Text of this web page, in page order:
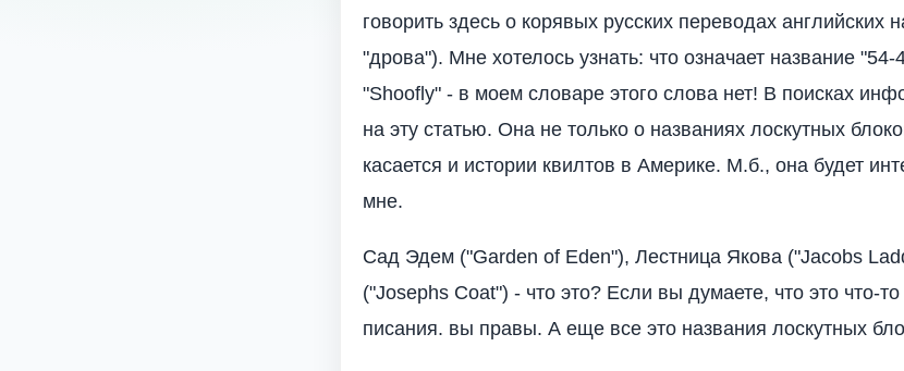
говорить здесь о корявых русских переводах английских
"дрова"). Мне хотелось узнать: что означает название
"Shoofly" - в моем словаре этого слова нет! В поисках
на эту статью. Она не только о названиях лоскутных
касается и истории квилтов в Америке. М.б., она будет
мне.
Сад Эдем ("Garden of Eden"), Лестница Якова ("Jacobs
("Josephs Coat") - что это? Если вы думаете, что это что-
писания. вы правы. А еще все это названия лоскутных